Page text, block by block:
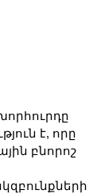
է, որը
բնորոշ